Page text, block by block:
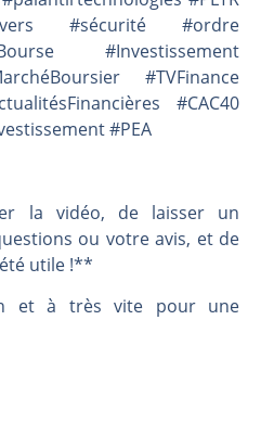
#sécurité #ordre
#Investissement
#TVFinance
#CAC40
#PEA
la vidéo, de laisser un
ou votre avis, et de
utile !**
et à très vite pour une